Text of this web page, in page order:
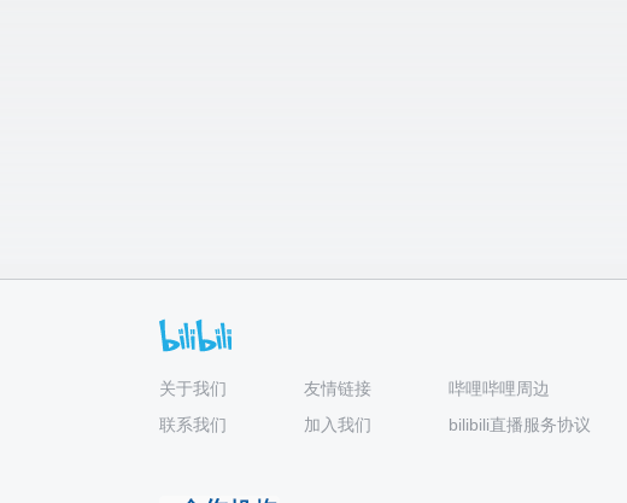
关于我们 友情链接
哔哩哔哩周边
联系我们
加入我们 bilibili直播服务协议